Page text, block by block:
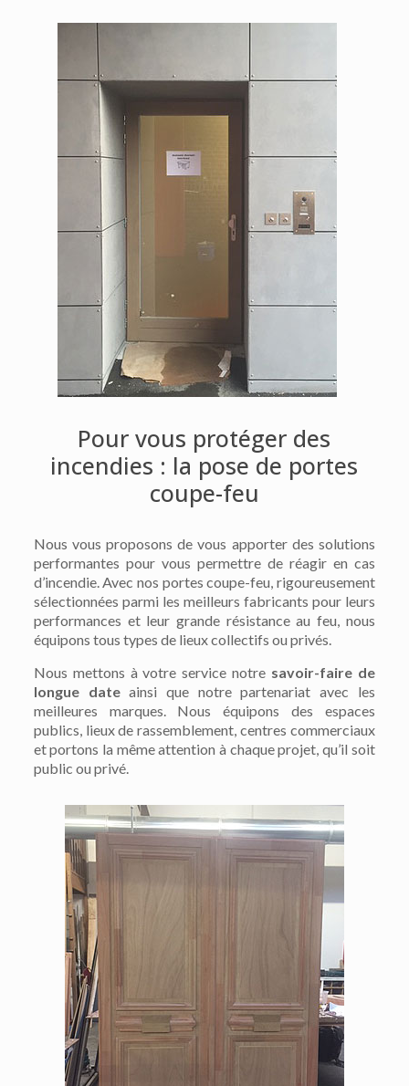
Pour vous protéger des
incendies : la pose de portes
coupe-feu
Nous vous proposons de vous apporter des solutions
performantes pour vous permettre de réagir en cas
d’incendie. Avec nos portes coupe-feu, rigoureusement
sélectionnées parmi les meilleurs fabricants pour leurs
performances et leur grande résistance au feu, nous
équipons tous types de lieux collectifs ou privés.
Nous mettons à votre service notre savoir-faire de
longue dateainsi que notre partenariat avec les
meilleures marques. Nous équipons des espaces
publics, lieux de rassemblement, centres commerciaux
et portons la même attention à chaque projet, qu’il soit
public ou privé.